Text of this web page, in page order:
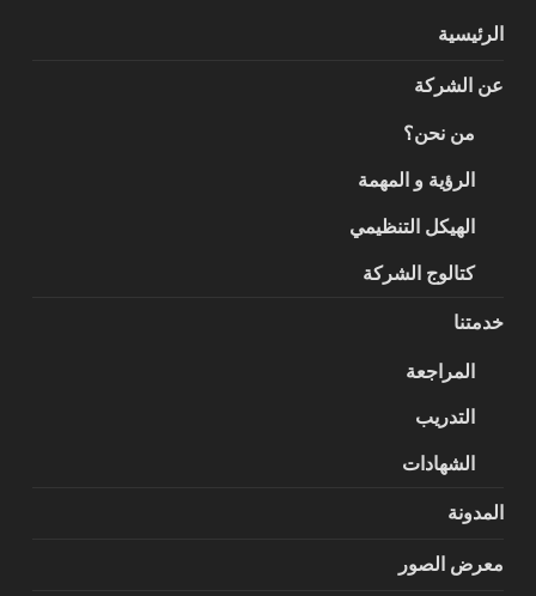
الرئيسية
عن الشركة
من نحن؟
الرؤية و المهمة
الهيكل التنظيمي
كتالوج الشركة
خدمتنا
المراجعة
التدريب
الشهادات
المدونة
معرض الصور